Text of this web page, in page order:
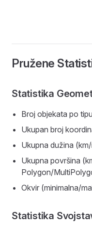
Pružene
Statistika
Broj objekata po
Ukupan broj
Ukupna dužina
Ukupna površina
Polygon/
Okvir (minimalna/
Statistika